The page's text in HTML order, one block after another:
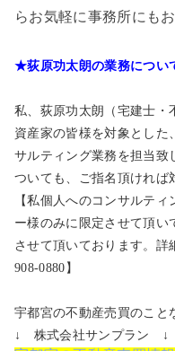
らお気軽に事務所にも
★荻原功太朗の業務につい
私、荻原功太朗（宅建士・
資産家の皆様を対象とした
サルティング業務を担当致
ついても、ご指名頂ければ
【私個人へのコンサルテ
ー様のみに限定させて頂い
させて頂いております。
908-0880】
宇都宮の不動産売買のこと
↓ 株式会社サンプラン ↓